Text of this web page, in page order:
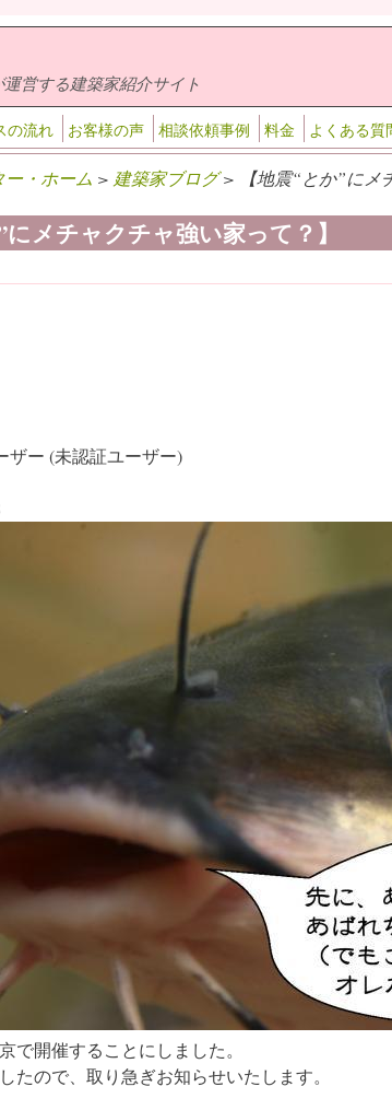
営する建築家紹介サイト
の流れ お客様の声 相談依頼事例 料金 よくある質
・ホーム > 建築家ブログ> 【地震“とか”にメ
にメチャクチャ強い家って？】
ザー (未認証ユーザー)
で開催することにしました。
たので、取り急ぎお知らせいたします。